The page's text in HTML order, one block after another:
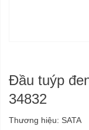
Đầu tuýp
34832
Thương hiệu: SATA